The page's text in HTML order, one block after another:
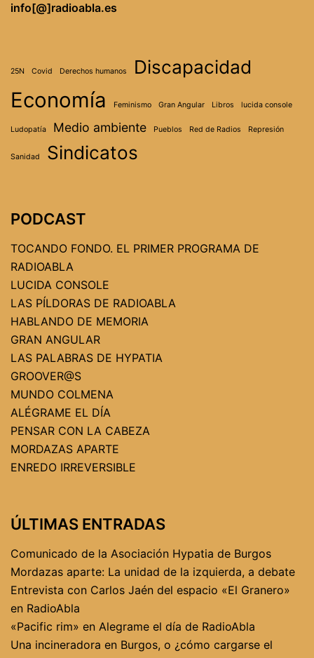
info[@]radioabla.es
25N Covid Derechos humanos Discapacidad
Economía Feminismo Gran Angular Libros lucida console
Ludopatía Medio ambiente Pueblos Red de Radios Represión
Sanidad Sindicatos
PODCAST
TOCANDO FONDO. EL PRIMER PROGRAMA DE
RADIOABLA
LUCIDA CONSOLE
LAS PÍLDORAS DE RADIOABLA
HABLANDO DE MEMORIA
GRAN ANGULAR
LAS PALABRAS DE HYPATIA
GROOVER@S
MUNDO COLMENA
ALÉGRAME EL DÍA
PENSAR CON LA CABEZA
MORDAZAS APARTE
ENREDO IRREVERSIBLE
ÚLTIMAS ENTRADAS
Comunicado de la Asociación Hypatia de Burgos
Mordazas aparte: La unidad de la izquierda, a debate
Entrevista con Carlos Jaén del espacio «El Granero»
en RadioAbla
«Pacific rim» en Alegrame el día de RadioAbla
Una incineradora en Burgos, o ¿cómo cargarse el